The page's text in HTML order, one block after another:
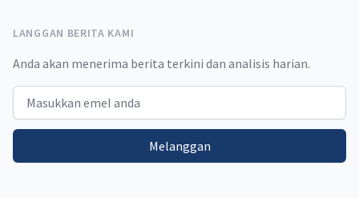
LANGGAN BERITA KAMI
Anda akan menerima berita terkini dan analisis harian.
Email address
Melanggan